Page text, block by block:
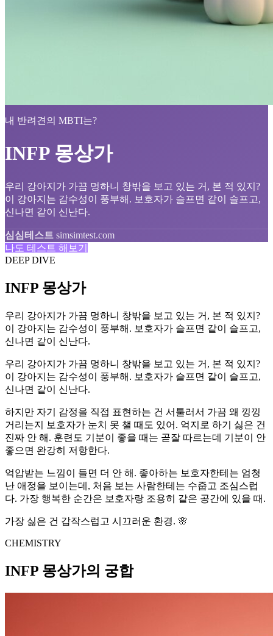
내 반려견의 MBTI는?
INFP 몽상가
우리 강아지가 가끔 멍하니 창밖을 보고 있는 거, 본 적 있지?
이 강아지는 감수성이 풍부해. 보호자가 슬프면 같이 슬프고,
신나면 같이 신난다.
심심테스트 simsimtest.com
나도 테스트 해보기
DEEP DIVE
INFP 몽상가
우리 강아지가 가끔 멍하니 창밖을 보고 있는 거, 본 적 있지?
이 강아지는 감수성이 풍부해. 보호자가 슬프면 같이 슬프고,
신나면 같이 신난다.
우리 강아지가 가끔 멍하니 창밖을 보고 있는 거, 본 적 있지?
이 강아지는 감수성이 풍부해. 보호자가 슬프면 같이 슬프고,
신나면 같이 신난다.
하지만 자기 감정을 직접 표현하는 건 서툴러서 가끔 왜 낑낑
거리는지 보호자가 눈치 못 챌 때도 있어. 억지로 하기 싫은 건
진짜 안 해. 훈련도 기분이 좋을 때는 곧잘 따르는데 기분이 안
좋으면 완강히 저항한다.
억압받는 느낌이 들면 더 안 해. 좋아하는 보호자한테는 엄청
난 애정을 보이는데, 처음 보는 사람한테는 수줍고 조심스럽
다. 가장 행복한 순간은 보호자랑 조용히 같은 공간에 있을 때.
가장 싫은 건 갑작스럽고 시끄러운 환경. 🌸
CHEMISTRY
INFP 몽상가의 궁합